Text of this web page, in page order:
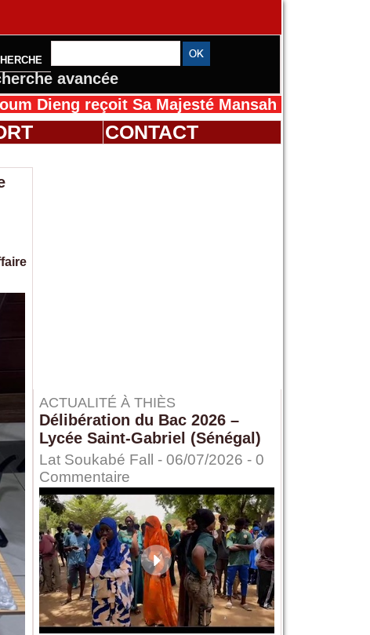
avancée
reçoit Sa Majesté Mansah Cissé au Sénégal
CONTACT
ACTUALITÉ À THIÈS
Délibération du Bac 2026 –
Lycée Saint-Gabriel (Sénégal)
Lat Soukabé Fall - 06/07/2026 - 0
Commentaire